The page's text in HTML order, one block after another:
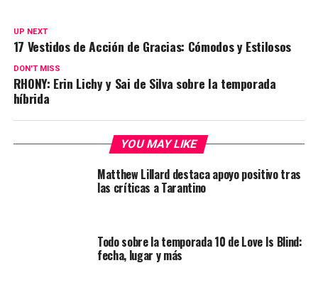
UP NEXT
17 Vestidos de Acción de Gracias: Cómodos y Estilosos
DON'T MISS
RHONY: Erin Lichy y Sai de Silva sobre la temporada
híbrida
YOU MAY LIKE
Matthew Lillard destaca apoyo positivo tras
las críticas a Tarantino
Todo sobre la temporada 10 de Love Is Blind:
fecha, lugar y más